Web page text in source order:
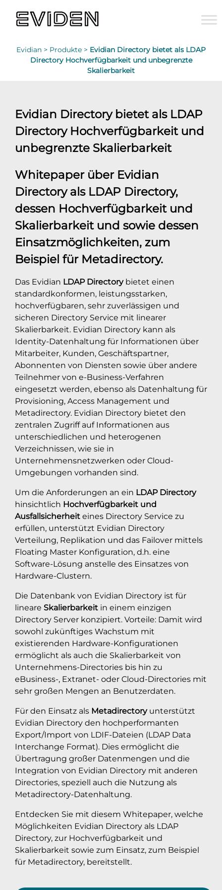
Evidian > Produkte > Evidian Directory bietet als LDAP
Directory Hochverfügbarkeit und unbegrenzte
Skalierbarkeit
Evidian Directory bietet als LDAP
Directory Hochverfügbarkeit und
unbegrenzte Skalierbarkeit
Whitepaper über Evidian
Directory als LDAP Directory,
dessen Hochverfügbarkeit und
Skalierbarkeit und sowie dessen
Einsatzmöglichkeiten, zum
Beispiel für Metadirectory.
Das Evidian LDAP Directorybietet einen
standardkonformen, leistungsstarken,
hochverfügbaren, sehr zuverlässigen und
sicheren Directory Service mit linearer
Skalierbarkeit. Evidian Directory kann als
Identity-Datenhaltung für Informationen über
Mitarbeiter, Kunden, Geschäftspartner,
Abonnenten von Diensten sowie über andere
Teilnehmer von e-Business-Verfahren
eingesetzt werden, ebenso als Datenhaltung für
Provisioning, Access Management und
Metadirectory. Evidian Directory bietet den
zentralen Zugriff auf Informationen aus
unterschiedlichen und heterogenen
Verzeichnissen, wie sie in
Unternehmensnetzwerken oder Cloud-
Umgebungen vorhanden sind.
Um die Anforderungen an ein LDAP Directory
hinsichtlich Hochverfügbarkeit und
Ausfallsicherheit eines Directory Service zu
erfüllen, unterstützt Evidian Directory
Verteilung, Replikation und das Failover mittels
Floating Master Konfiguration, d.h. eine
Software-Lösung anstelle des Einsatzes von
Hardware-Clustern.
Die Datenbank von Evidian Directory ist für
lineare Skalierbarkeit in einem einzigen
Directory Server konzipiert. Vorteile: Damit wird
sowohl zukünftiges Wachstum mit
existierenden Hardware-Konfigurationen
ermöglicht als auch die Skalierbarkeit von
Unternehmens-Directories bis hin zu
eBusiness-, Extranet- oder Cloud-Directories mit
sehr großen Mengen an Benutzerdaten.
Für den Einsatz als Metadirectoryunterstützt
Evidian Directory den hochperformanten
Export/Import von LDIF-Dateien (LDAP Data
Interchange Format). Dies ermöglicht die
Übertragung großer Datenmengen und die
Integration von Evidian Directory mit anderen
Directories, speziell auch die Nutzung als
Metadirectory-Datenhaltung.
Entdecken Sie mit diesem Whitepaper, welche
Möglichkeiten Evidian Directory als LDAP
Directory, zur Hochverfügbarkeit und
Skalierbarkeit sowie zum Einsatz, zum Beispiel
für Metadirectory, bereitstellt.